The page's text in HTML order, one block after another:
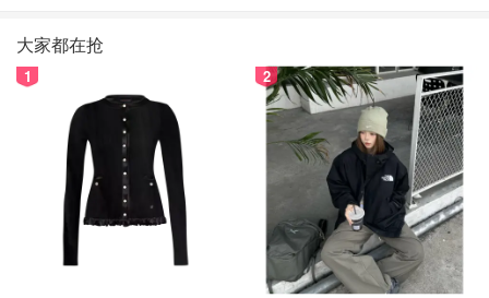
大家都在抢
1 2